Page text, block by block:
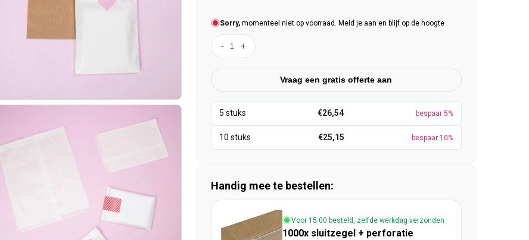
Sorry,momenteel niet op voorraad. Meld je aan en blijf op de hoogte
- +
Vraag een gratis offerte aan
€26,54 bespaar 5%
€25,15 bespaar 10%
Handig mee te bestellen:
Voor 15:00 besteld, zelfde werkdag verzonden
1000x sluitzegel + perforatie